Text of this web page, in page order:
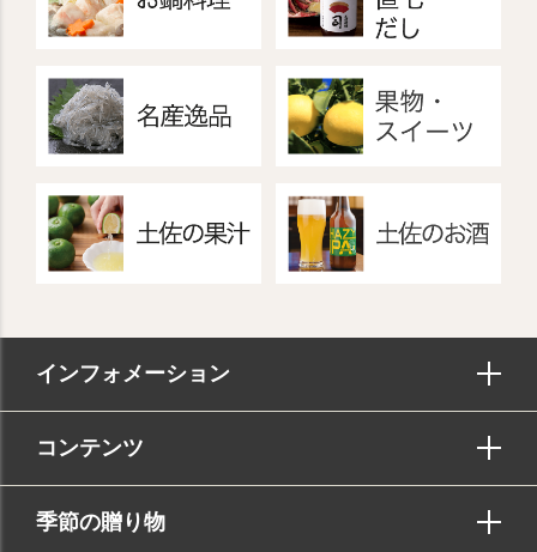
インフォメーション
コンテンツ
季節の贈り物